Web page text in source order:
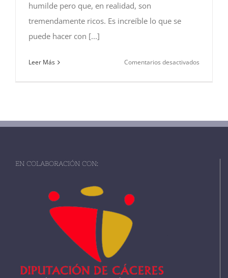
humilde pero que, en realidad, son
tremendamente ricos. Es increíble lo que se
puede hacer con [...]
Leer Más Comentarios desactivados
EN COLABORACIÓN CON: